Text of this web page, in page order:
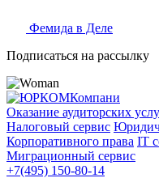
Фемида в Деле
Подписаться на рассылку
Оказание аудиторских
Налоговый сервис
Корпоративного права IT
Миграционный сервис
+7(495) 150-80-14